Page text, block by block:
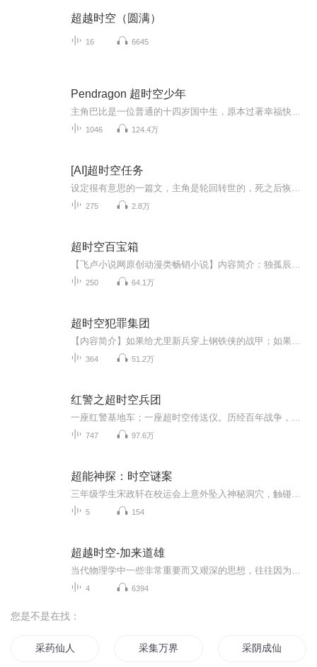
超越时空（圆满）
16 6645
Pendragon 超时空少年
1046 124.4万
[AI]超时空任务
275 2.8万
超时空百宝箱
250 64.1万
超时空犯罪集团
364 51.2万
红警之超时空兵团
747 97.6万
超能神探：时空谜案
5 154
超越时空-加来道雄
4 6394
您是不是在找：
采药仙人 采集万界 采阴成仙